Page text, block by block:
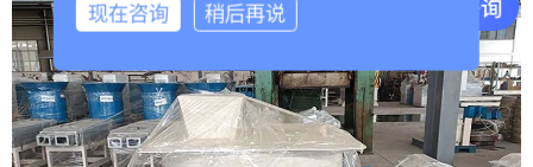
现在咨询 稍后再说